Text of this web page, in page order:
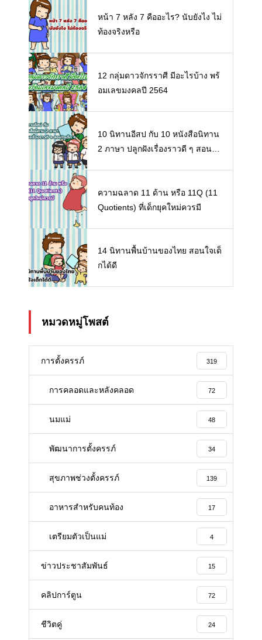
หน้า 7 หลัง 7 คืออะไร? นับยังไง ไม่
ท้องจริงหรือ
12 กลุ่มดาวจักรราศี มีอะไรบ้าง พร้
อมเลขมงคลปี 2564
10 นิทานอีสป กับ 10 หนังสือนิทาน
2 ภาษา ปลูกฝังเรื่องราวดี ๆ สอนใจ
ความฉลาด 11 ด้าน หรือ 11Q (11
Quotients) ที่เด็กยุคใหม่ควรมี
14 นิทานพื้นบ้านของไทย สอนใจเด็
กได้ดี
หมวดหมู่โพสต์
การตั้งครรภ์ 319
การคลอดและหลังคลอด 72
นมแม่ 48
พัฒนาการตั้งครรภ์ 34
สุขภาพช่วงตั้งครรภ์ 139
อาหารสําหรับคนท้อง 17
เตรียมตัวเป็นแม่ 4
ข่าวประชาสัมพันธ์ 15
คลิปการ์ตูน 72
ชีวิตคู่ 24